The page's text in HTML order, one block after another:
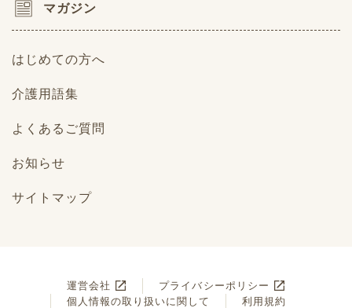
マガジン
はじめての方へ
介護用語集
よくあるご質問
お知らせ
サイトマップ
運営会社
プライバシーポリシー
個人情報の取り扱いに関して
利用規約